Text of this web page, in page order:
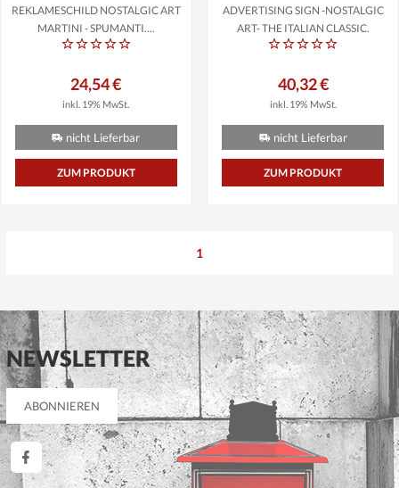
REKLAMESCHILD NOSTALGIC ART
MARTINI - SPUMANTI,...
24,54 €
inkl. 19% MwSt.
nicht Lieferbar
ZUM PRODUKT
ADVERTISING SIGN -NOSTALGIC
ART- THE ITALIAN CLASSIC,
40,32 €
inkl. 19% MwSt.
nicht Lieferbar
ZUM PRODUKT
1
NEWSLETTER